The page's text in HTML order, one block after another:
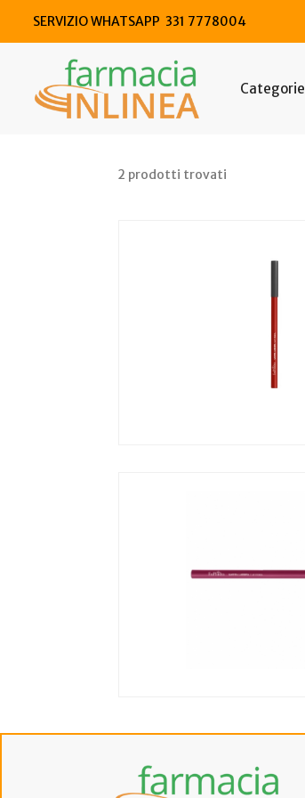
SERVIZIO WHATSAPP 331 7778004
Categorie
2 prodotti trovati